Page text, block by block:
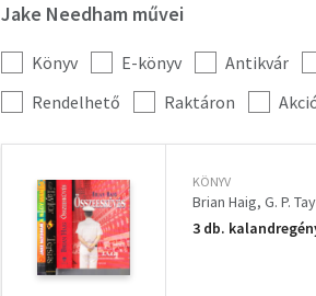
Jake Needham művei
Kategória
szűrés
Könyv E-könyv Antikvár
További
szűrők
Rendelhető Raktáron
KÖNYV
Brian Haig G. P.
3 db.